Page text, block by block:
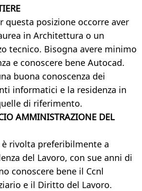
questa posizione occorre aver
in Architettura o un
tecnico. Bisogna avere minimo
e conoscere bene Autocad.
buona conoscenza dei
informatici e la residenza in
di riferimento.
AMMINISTRAZIONE DEL
è rivolta preferibilmente a
del Lavoro, con sue anni di
conoscere bene il Ccnl
e il Diritto del Lavoro.